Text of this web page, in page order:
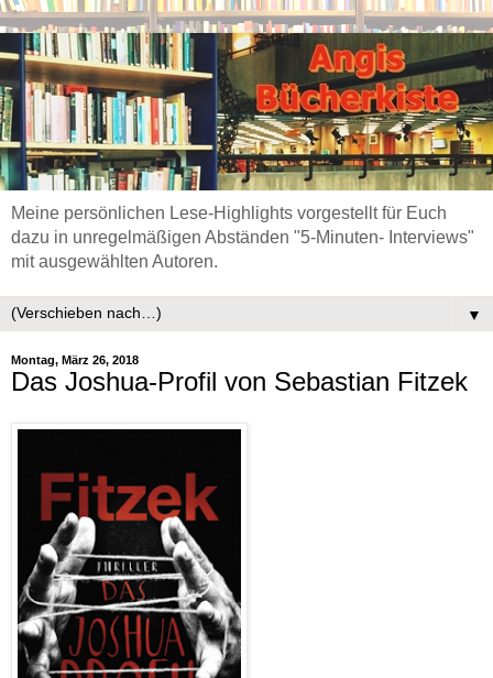
Meine persönlichen Lese-Highlights vorgestellt für Euch
dazu in unregelmäßigen Abständen "5-Minuten- Interviews"
mit ausgewählten Autoren.
▼
Montag, März 26, 2018
Das Joshua-Profil von Sebastian Fitzek